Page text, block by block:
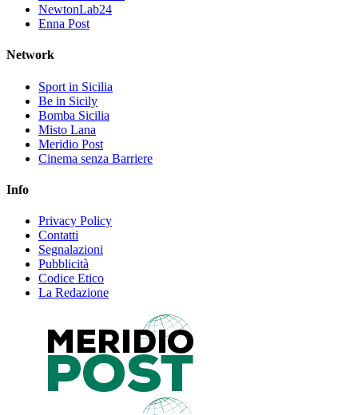
NewtonLab24
Enna Post
Network
Sport in Sicilia
Be in Sicily
Bomba Sicilia
Misto Lana
Meridio Post
Cinema senza Barriere
Info
Privacy Policy
Contatti
Segnalazioni
Pubblicità
Codice Etico
La Redazione